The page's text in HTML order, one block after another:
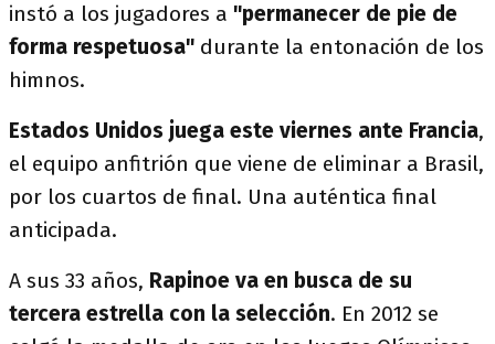
instó a los jugadores a "permanecer de pie de
forma respetuosa" durante la entonación de los
himnos.
Estados Unidos juega este viernes ante Francia,
el equipo anfitrión que viene de eliminar a Brasil,
por los cuartos de final. Una auténtica final
anticipada.
A sus 33 años, Rapinoe va en busca de su
tercera estrella con la selección. En 2012 se